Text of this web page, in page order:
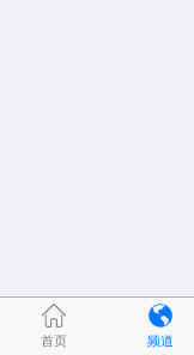
首页 频道